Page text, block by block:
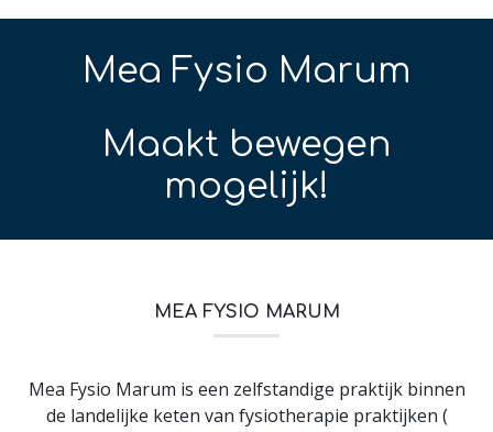
Mea Fysio Marum
Maakt bewegen
mogelijk!
MEA FYSIO MARUM
Mea Fysio Marum is een zelfstandige praktijk binnen
de landelijke keten van fysiotherapie praktijken (